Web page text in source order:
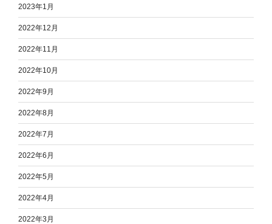
2023年1月
2022年12月
2022年11月
2022年10月
2022年9月
2022年8月
2022年7月
2022年6月
2022年5月
2022年4月
2022年3月